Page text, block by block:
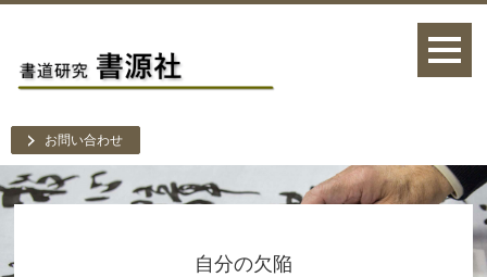
お問い合わせ
自分の欠陥